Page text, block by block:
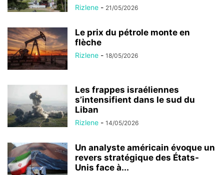
Rizlene - 21/05/2026
Le prix du pétrole monte en
flèche
Rizlene - 18/05/2026
Les frappes israéliennes
s’intensifient dans le sud du
Liban
Rizlene - 14/05/2026
Un analyste américain évoque un
revers stratégique des États-
Unis face à...